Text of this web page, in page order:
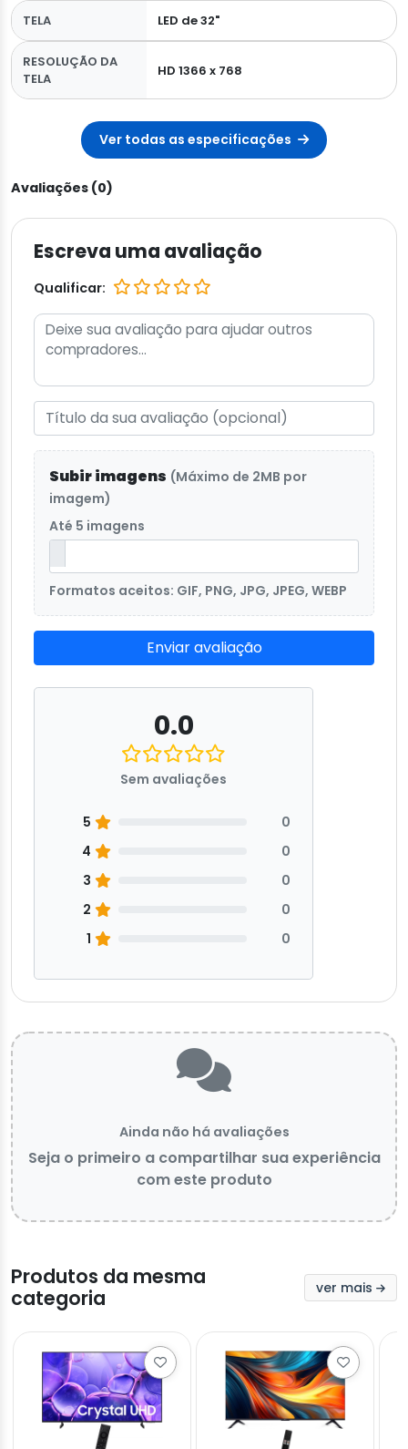
TELA LED de 32"
RESOLUÇÃO DA
TELA
HD 1366 x 768
Ver todas as especificações
Avaliações (0)
Escreva uma avaliação
Qualificar:
Subir imagens (Máximo de 2MB por
imagem)
Até 5 imagens
Formatos aceitos: GIF, PNG, JPG, JPEG, WEBP
Enviar avaliação
0.0
Sem avaliações
5
0
4
0
3
0
2
0
1
0
Ainda não há avaliações
Seja o primeiro a compartilhar sua experiência
com este produto
Produtos da mesma
categoria
ver mais